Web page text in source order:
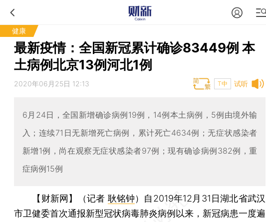
健康
最新疫情：全国新冠累计确诊83449例 本
土病例北京13例河北1例
试听
2020年06月25日 12:13 T中
6月24日，全国新增确诊病例19例，14例本土病例，5例由境外输
入；连续71日无新增死亡病例，累计死亡4634例；无症状感染者
新增1例，尚在观察无症状感染者97例；现有确诊病例382例，重
症病例15例
【财新网】（记者 耿铭钟） 自2019年12月31日湖北省武汉
市卫健委首次通报新型冠状病毒肺炎病例以来，新冠病患一度遍